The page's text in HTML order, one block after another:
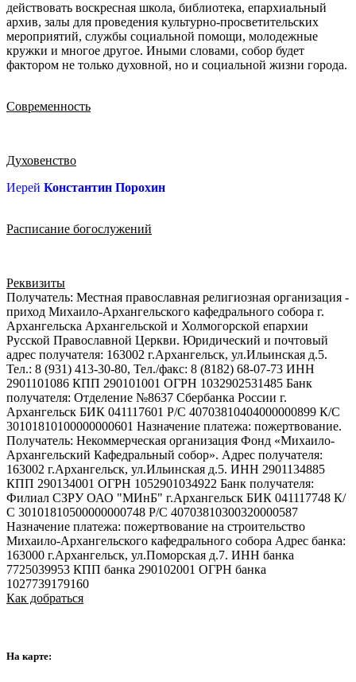
действовать воскресная школа, библиотека, епархиальный
архив, залы для проведения культурно-просветительских
мероприятий, службы социальной помощи, молодежные
кружки и многое другое. Иными словами, собор будет
фактором не только духовной, но и социальной жизни города.
Современность
Духовенство
Иерей Константин Порохин
Расписание богослужений
Реквизиты
Получатель: Местная православная религиозная организация -
приход Михаило-Архангельского кафедрального собора г.
Архангельска Архангельской и Холмогорской епархии
Русской Православной Церкви. Юридический и почтовый
адрес получателя: 163002 г.Архангельск, ул.Ильинская д.5.
Тел.: 8 (931) 413-30-80, Тел./факс: 8 (8182) 68-07-73 ИНН
2901101086 КПП 290101001 ОГРН 1032902531485 Банк
получателя: Отделение №8637 Сбербанка России г.
Архангельск БИК 041117601 Р/С 40703810404000000899 К/С
30101810100000000601 Назначение платежа: пожертвование.
Получатель: Некоммерческая организация Фонд «Михаило-
Архангельский Кафедральный собор». Адрес получателя:
163002 г.Архангельск, ул.Ильинская д.5. ИНН 2901134885
КПП 290134001 ОГРН 1052901034922 Банк получателя:
Филиал СЗРУ ОАО "МИнБ" г.Архангельск БИК 041117748 К/
С 30101810500000000748 Р/С 40703810300320000587
Назначение платежа: пожертвование на строительство
Михаило-Архангельского кафедрального собора Адрес банка:
163000 г.Архангельск, ул.Поморская д.7. ИНН банка
7725039953 КПП банка 290102001 ОГРН банка
1027739179160
Как добраться
На карте: